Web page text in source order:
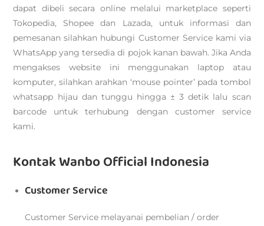
dapat dibeli secara online melalui marketplace seperti
Tokopedia, Shopee dan Lazada, untuk informasi dan
pemesanan silahkan hubungi Customer Service kami via
WhatsApp yang tersedia di pojok kanan bawah. Jika Anda
mengakses website ini menggunakan laptop atau
komputer, silahkan arahkan ‘mouse pointer’ pada tombol
whatsapp hijau dan tunggu hingga ± 3 detik lalu scan
barcode untuk terhubung dengan customer service
kami.
Kontak Wanbo Official Indonesia
Customer Service
Customer Service melayanai pembelian / order